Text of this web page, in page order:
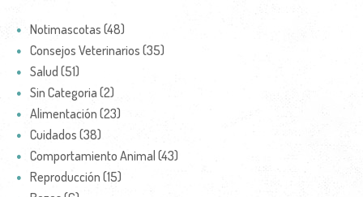
Notimascotas (48)
Consejos Veterinarios (35)
Salud (51)
Sin Categoria (2)
Alimentación (23)
Cuidados (38)
Comportamiento Animal (43)
Reproducción (15)